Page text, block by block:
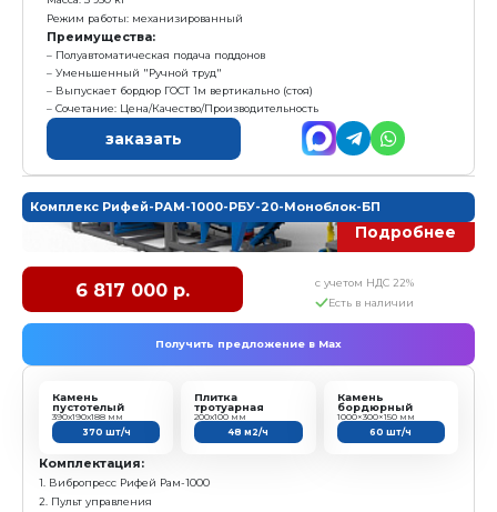
Камень
пустотелый
390х190х188 мм
155 шт/ч
Плитка
тротуарная
200х100 мм
27,6 м2/ч
Комплектация:
1. Вибропресс Рифей Рам-1000
3. Маслостанция
4. Поддон технологический - 10 шт
5. Пуансон матрица - 1 комплект
6. Конвейер ленточный КЛ-300-3,5 (L=3,5м)
7. Бетоносмеситель СГ-350 (V=350л)
8. Блок дозатор БД-350